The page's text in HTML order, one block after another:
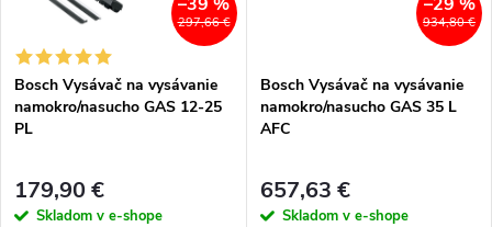
297,66 €
Bosch Vysávač na vysávanie
namokro/nasucho GAS 12-25
PL
179,90 €
Skladom v e-shope
934,80 €
Bosch Vysávač na vysávanie
namokro/nasucho GAS 35 L
AFC
657,63 €
Skladom v e-shope